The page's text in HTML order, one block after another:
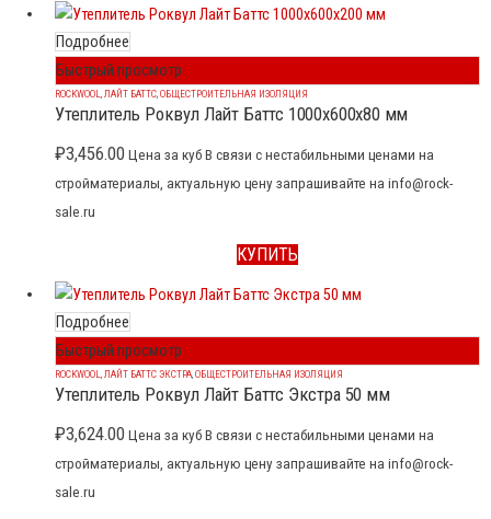
Подробнее
Быстрый просмотр
ROCKWOOL ЛАЙТ БАТТС ОБЩЕСТРОИТЕЛЬНАЯ ИЗОЛЯЦИЯ
Утеплитель Роквул Лайт Баттс 1000x600x80 мм
₽3,456.00 Цена за куб В связи с нестабильными ценами на
стройматериалы, актуальную цену запрашивайте на info@rock-
sale.ru
КУПИТЬ
Подробнее
Быстрый просмотр
ROCKWOOL ЛАЙТ БАТТС ЭКСТРА ОБЩЕСТРОИТЕЛЬНАЯ ИЗОЛЯЦИЯ
Утеплитель Роквул Лайт Баттс Экстра 50 мм
₽3,624.00 Цена за куб В связи с нестабильными ценами на
стройматериалы, актуальную цену запрашивайте на info@rock-
sale.ru